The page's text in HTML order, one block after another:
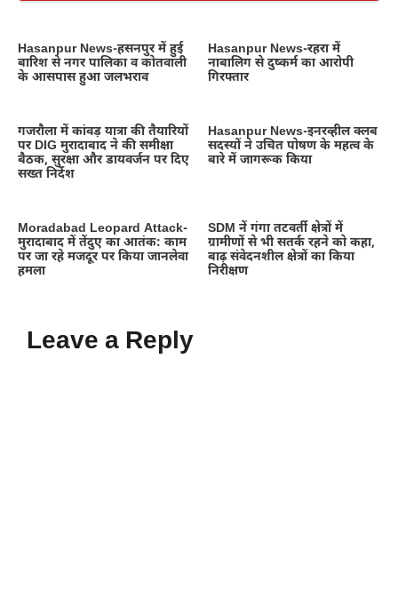
Hasanpur News-हसनपुर में हुई
बारिश से नगर पालिका व कोतवाली
के आसपास हुआ जलभराव
Hasanpur News-रहरा में
नाबालिग से दुष्कर्म का आरोपी
गिरफ्तार
गजरौला में कांवड़ यात्रा की तैयारियों
पर DIG मुरादाबाद ने की समीक्षा
बैठक, सुरक्षा और डायवर्जन पर दिए
सख्त निर्देश
Hasanpur News-इनरव्हील क्लब
सदस्यों ने उचित पोषण के महत्व के
बारे में जागरूक किया
Moradabad Leopard Attack-
मुरादाबाद में तेंदुए का आतंक: काम
पर जा रहे मजदूर पर किया जानलेवा
हमला
SDM नें गंगा तटवर्ती क्षेत्रों में
ग्रामीणों से भी सतर्क रहने को कहा,
बाढ़ संवेदनशील क्षेत्रों का किया
निरीक्षण
Leave a Reply